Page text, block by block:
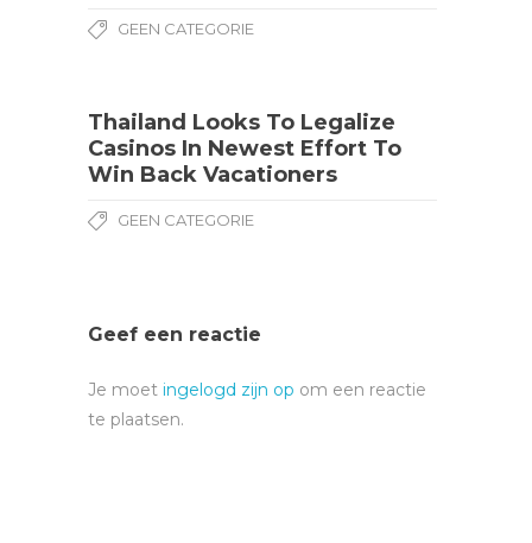
GEEN CATEGORIE
Thailand Looks To Legalize
Casinos In Newest Effort To
Win Back Vacationers
GEEN CATEGORIE
Geef een reactie
Je moet ingelogd zijn op om een reactie
te plaatsen.